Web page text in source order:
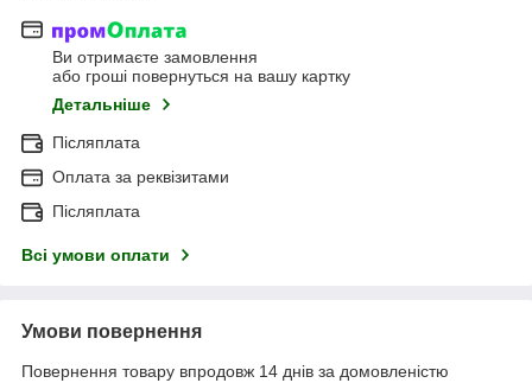
Ви отримаєте замовлення
або гроші повернуться на вашу картку
Детальніше
Післяплата
Оплата за реквізитами
Післяплата
Всі умови оплати
Умови повернення
Повернення товару впродовж 14 днів за домовленістю